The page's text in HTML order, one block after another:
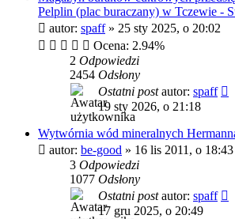
Pelplin (plac buraczany) w Tczewie -
autor: spaff» 25 sty 2025, o 20:02
Ocena: 2.94%
2 Odpowiedzi
2454 Odsłony
Ostatni postautor: spaff
19 sty 2026, o 21:18
Wytwórnia wód mineralnych
autor: be-good » 16 lis 2011, o 18:43
3 Odpowiedzi
1077 Odsłony
Ostatni postautor: spaff
17 gru 2025, o 20:49